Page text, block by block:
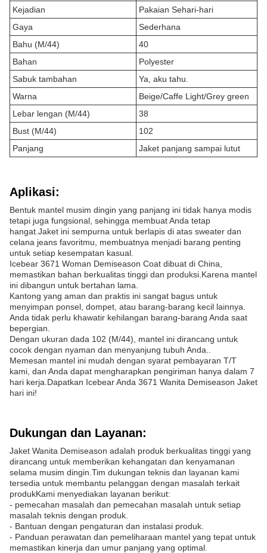
Kejadian
Pakaian Sehari-hari
Gaya
Sederhana
Bahu (M/44)
40
Bahan
Polyester
Sabuk tambahan
Ya, aku tahu.
Warna
Beige/Caffe Light/Grey green
Lebar lengan (M/44)
38
Bust (M/44)
102
Panjang
Jaket panjang sampai lutut
Aplikasi:
Bentuk mantel musim dingin yang panjang ini tidak hanya modis
tetapi juga fungsional, sehingga membuat Anda tetap
hangat.Jaket ini sempurna untuk berlapis di atas sweater dan
celana jeans favoritmu, membuatnya menjadi barang penting
untuk setiap kesempatan kasual.
Icebear 3671 Woman Demiseason Coat dibuat di China,
memastikan bahan berkualitas tinggi dan produksi.Karena mantel
ini dibangun untuk bertahan lama.
Kantong yang aman dan praktis ini sangat bagus untuk
menyimpan ponsel, dompet, atau barang-barang kecil lainnya.
Anda tidak perlu khawatir kehilangan barang-barang Anda saat
bepergian.
Dengan ukuran dada 102 (M/44), mantel ini dirancang untuk
cocok dengan nyaman dan menyanjung tubuh Anda..
Memesan mantel ini mudah dengan syarat pembayaran T/T
kami, dan Anda dapat mengharapkan pengiriman hanya dalam 7
hari kerja.Dapatkan Icebear Anda 3671 Wanita Demiseason Jaket
hari ini!
Dukungan dan Layanan:
Jaket Wanita Demiseason adalah produk berkualitas tinggi yang
dirancang untuk memberikan kehangatan dan kenyamanan
selama musim dingin.Tim dukungan teknis dan layanan kami
tersedia untuk membantu pelanggan dengan masalah terkait
produkKami menyediakan layanan berikut:
- pemecahan masalah dan pemecahan masalah untuk setiap
masalah teknis dengan produk.
- Bantuan dengan pengaturan dan instalasi produk.
- Panduan perawatan dan pemeliharaan mantel yang tepat untuk
memastikan kinerja dan umur panjang yang optimal.